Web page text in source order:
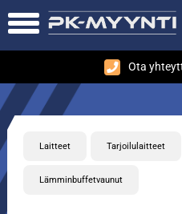
Ota
Laitteet Tarjoilulaitteet
Lämminbuffetvaunut